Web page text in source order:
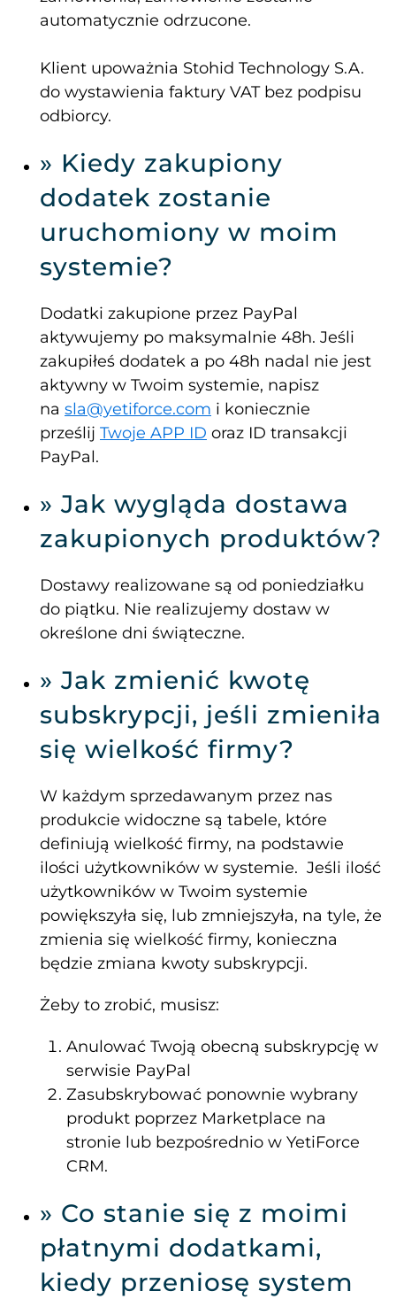
automatycznie odrzucone.
Klient upoważnia Stohid Technology S.A.
do wystawienia faktury VAT bez podpisu
odbiorcy.
» Kiedy zakupiony
dodatek zostanie
uruchomiony w moim
systemie?
Dodatki zakupione przez PayPal
aktywujemy po maksymalnie 48h. Jeśli
zakupiłeś dodatek a po 48h nadal nie jest
aktywny w Twoim systemie, napisz
na sla@yetiforce.com i koniecznie
prześlij Twoje APP ID oraz ID transakcji
PayPal.
» Jak wygląda dostawa
zakupionych produktów?
Dostawy realizowane są od poniedziałku
do piątku. Nie realizujemy dostaw w
określone dni świąteczne.
» Jak zmienić kwotę
subskrypcji, jeśli zmieniła
się wielkość firmy?
W każdym sprzedawanym przez nas
produkcie widoczne są tabele, które
definiują wielkość firmy, na podstawie
ilości użytkowników w systemie. Jeśli ilość
użytkowników w Twoim systemie
powiększyła się, lub zmniejszyła, na tyle, że
zmienia się wielkość firmy, konieczna
będzie zmiana kwoty subskrypcji.
Żeby to zrobić, musisz:
Anulować Twoją obecną subskrypcję w
serwisie PayPal
Zasubskrybować ponownie wybrany
produkt poprzez Marketplace na
stronie lub bezpośrednio w YetiForce
CRM.
» Co stanie się z moimi
płatnymi dodatkami,
kiedy przeniosę system